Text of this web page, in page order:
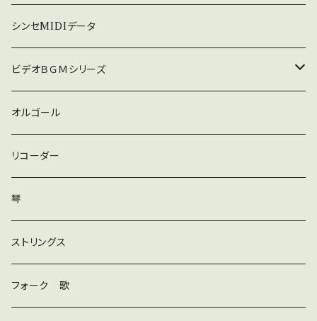
暗い
普通
シンセMIDIデータ
ビデオＢＧＭシリーズ
ロック
ラテン
ダンス
和風
京都
ストリングス
オルゴール
リコーダー
琴
ストリングス
フォーク 歌